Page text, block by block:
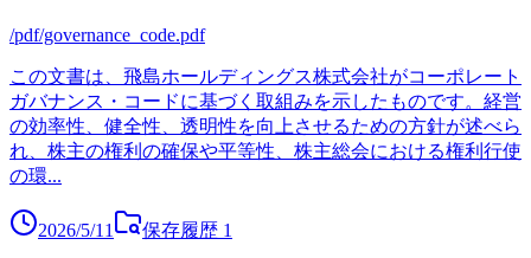
/pdf/governance_code.pdf
この文書は、飛島ホールディングス株式会社がコーポレート
ガバナンス・コードに基づく取組みを示したものです。経営
の効率性、健全性、透明性を向上させるための方針が述べら
れ、株主の権利の確保や平等性、株主総会における権利行使
の環...
2026/5/11 保存履歴 1